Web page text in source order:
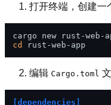
打开终端，创建一
cd
编辑 Cargo.toml
[dependencies]